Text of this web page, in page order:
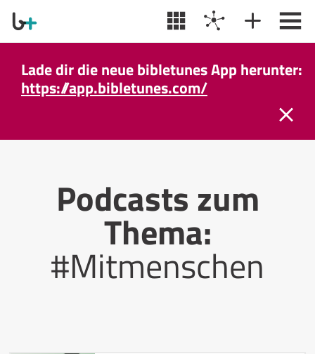
Lade dir die neue bibletunes App herunter:
https://app.bibletunes.com/
Podcasts zum
Thema:
#Mitmenschen